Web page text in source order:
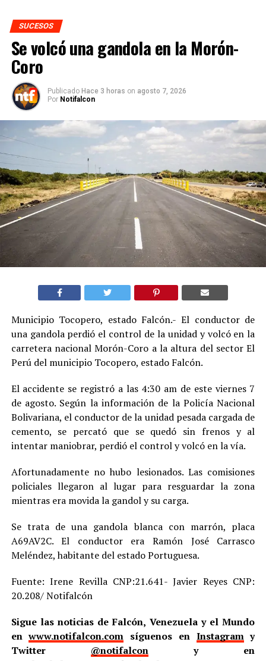
SUCESOS
Se volcó una gandola en la Morón-
Coro
Publicado Hace 3 horas on agosto 7, 2026
Por Notifalcon
Municipio Tocopero, estado Falcón.- El conductor de
una gandola perdió el control de la unidad y volcó en la
carretera nacional Morón-Coro a la altura del sector El
Perú del municipio Tocopero, estado Falcón.
El accidente se registró a las 4:30 am de este viernes 7
de agosto. Según la información de la Policía Nacional
Bolivariana, el conductor de la unidad pesada cargada de
cemento, se percató que se quedó sin frenos y al
intentar maniobrar, perdió el control y volcó en la vía.
Afortunadamente no hubo lesionados. Las comisiones
policiales llegaron al lugar para resguardar la zona
mientras era movida la gandol y su carga.
Se trata de una gandola blanca con marrón, placa
A69AV2C. El conductor era Ramón José Carrasco
Meléndez, habitante del estado Portuguesa.
Fuente: Irene Revilla CNP:21.641- Javier Reyes CNP:
20.208/ Notifalcón
Sigue las noticias de Falcón, Venezuela y el Mundo
enwww.notifalcon.com síguenos en Instagramy
Twitter @notifalcony en